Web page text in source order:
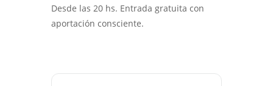
Desde las 20 hs. Entrada gratuita con
aportación consciente.